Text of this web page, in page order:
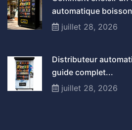
automatique
juillet 28, 2026
Distributeur
guide complet...
juillet 28, 2026